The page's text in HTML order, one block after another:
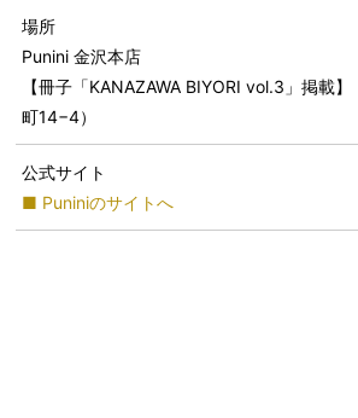
場所
Punini 金沢本店
【冊子「KANAZAWA BIYORI vol.3」掲載
町14−4）
公式サイト
■ Puniniのサイトへ